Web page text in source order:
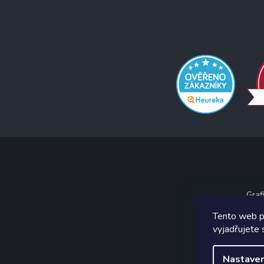
Tento web
vyjadřujete